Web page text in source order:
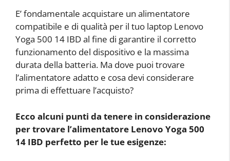
E’ fondamentale acquistare un alimentatore
compatibile e di qualità per il tuo laptop Lenovo
Yoga 500 14 IBD al fine di garantire il corretto
funzionamento del dispositivo e la massima
durata della batteria. Ma dove puoi trovare
l’alimentatore adatto e cosa devi considerare
prima di effettuare l’acquisto?
Ecco alcuni punti da tenere in considerazione
per trovare l’alimentatore Lenovo Yoga 500
14 IBD perfetto per le tue esigenze: